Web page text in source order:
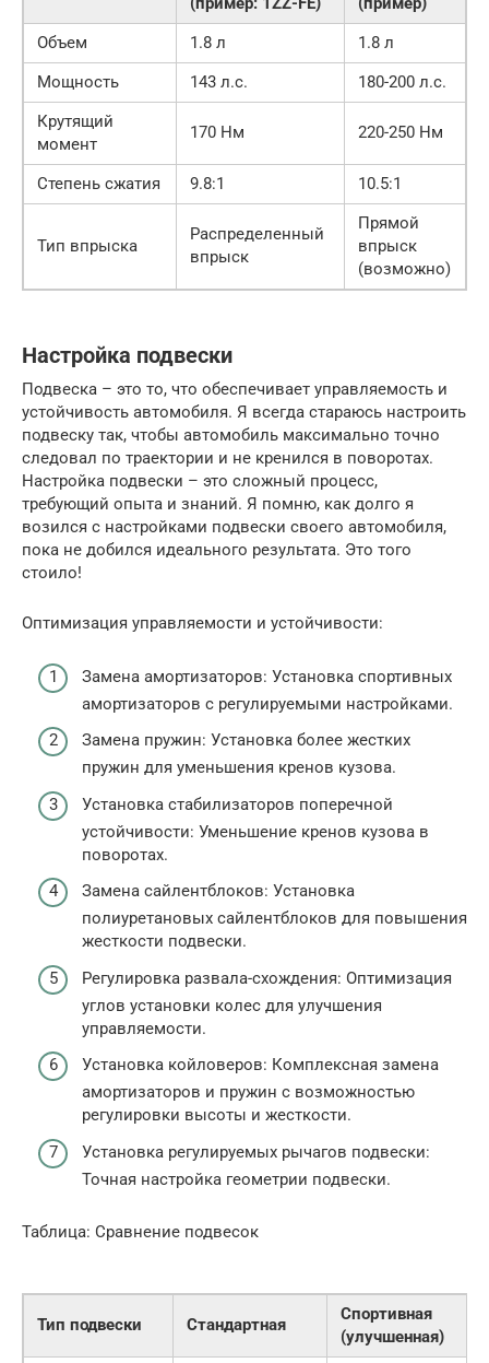
Объем
1.8 л
1.8 л
Мощность
143 л.с.
180-200 л.с.
Крутящий
момент
170 Нм 220-250 Нм
Степень сжатия 9.8:1 10.5:1
Тип впрыска
Распределенный
впрыск
Прямой
впрыск
(возможно)
Настройка подвески
Подвеска – это то, что обеспечивает управляемость и
устойчивость автомобиля. Я всегда стараюсь настроить
подвеску так, чтобы автомобиль максимально точно
следовал по траектории и не кренился в поворотах.
Настройка подвески – это сложный процесс,
требующий опыта и знаний. Я помню, как долго я
возился с настройками подвески своего автомобиля,
пока не добился идеального результата. Это того
стоило!
Оптимизация управляемости и устойчивости:
Замена амортизаторов: Установка спортивных
амортизаторов с регулируемыми настройками.
Замена пружин: Установка более жестких
пружин для уменьшения кренов кузова.
Установка стабилизаторов поперечной
устойчивости: Уменьшение кренов кузова в
поворотах.
Замена сайлентблоков: Установка
полиуретановых сайлентблоков для повышения
жесткости подвески.
Регулировка развала-схождения: Оптимизация
углов установки колес для улучшения
управляемости.
Установка койловеров: Комплексная замена
амортизаторов и пружин с возможностью
регулировки высоты и жесткости.
Установка регулируемых рычагов подвески:
Точная настройка геометрии подвески.
Таблица: Сравнение подвесок
Тип подвески Стандартная
Спортивная
(улучшенная)